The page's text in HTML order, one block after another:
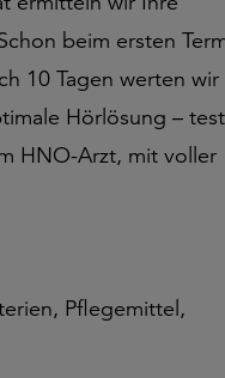
beim ersten
10 Tagen werten
Hörlösung –
HNO-Arzt, mit voller
Pflegemittel,